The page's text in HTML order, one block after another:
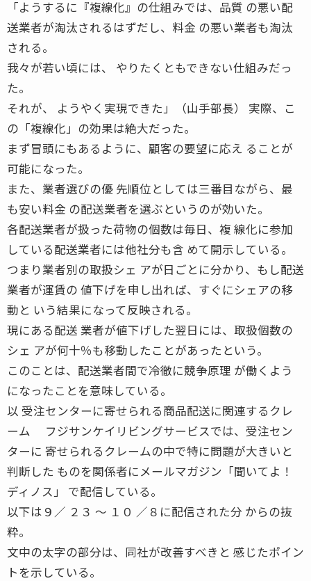
「ようするに『複線化』の仕組みでは、品質 の悪い配
送業者が淘汰されるはずだし、料金 の悪い業者も淘汰
される。
我々が若い頃には、 やりたくともできない仕組みだっ
た。
それが、 ようやく実現できた」（山手部長） 実際、こ
の「複線化」の効果は絶大だった。
まず冒頭にもあるように、顧客の要望に応え ることが
可能になった。
また、業者選びの優 先順位としては三番目ながら、最
も安い料金 の配送業者を選ぶというのが効いた。
各配送業者が扱った荷物の個数は毎日、複 線化に参加
している配送業者には他社分も含 めて開示している。
つまり業者別の取扱シェ アが日ごとに分かり、もし配送
業者が運賃の 値下げを申し出れば、すぐにシェアの移
動と いう結果になって反映される。
現にある配送 業者が値下げした翌日には、取扱個数の
シェ アが何十％も移動したことがあったという。
このことは、配送業者間で冷徹に競争原理 が働くよう
になったことを意味している。
以 受注センターに寄せられる商品配送に関連するクレ
ーム フジサンケイリビングサービスでは、受注セン
ターに 寄せられるクレームの中で特に問題が大きいと
判断した ものを関係者にメールマガジン「聞いてよ！
ディノス」 で配信している。
以下は９／ ２３ 〜 １０ ／８に配信された分 からの抜
粋。
文中の太字の部分は、同社が改善すべきと 感じたポイン
トを示している。